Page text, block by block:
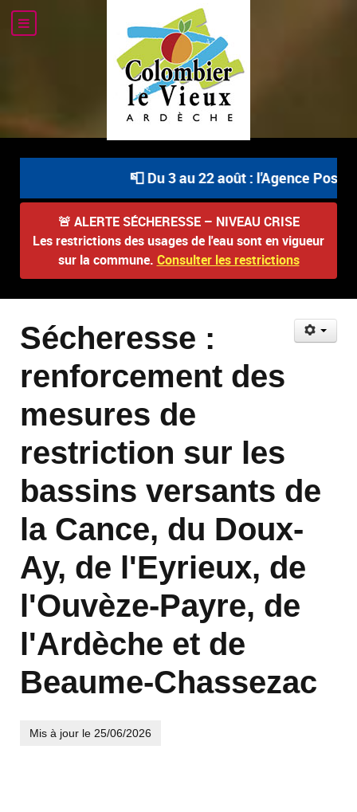
📮 Du 3 au 22 août : l'Agence
🚨 ALERTE SÉCHERESSE – NIVEAU CRISE
Les restrictions des usages de l'eau sont en vigueur
sur la commune. Consulter les restrictions
Sécheresse :
renforcement des
mesures de
restriction sur les
bassins versants de
la Cance, du Doux-
Ay, de l'Eyrieux, de
l'Ouvèze-Payre, de
l'Ardèche et de
Beaume-Chassezac
Mis à jour le 25/06/2026